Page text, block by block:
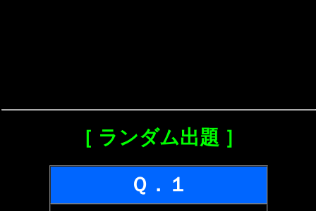
［ ランダム出題 ］
Ｑ．１